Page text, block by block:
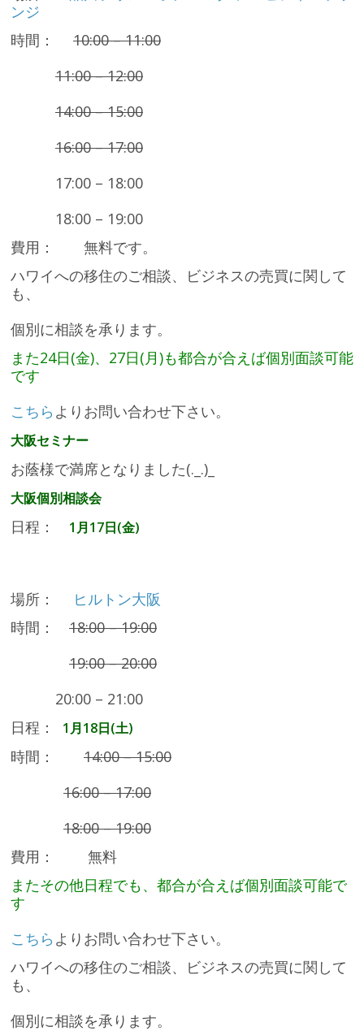
ンジ
時間： 10:00 – 11:00
11:00 – 12:00
14:00 – 15:00
16:00 – 17:00
17:00 – 18:00
18:00 – 19:00
費用： 無料です。
ハワイへの移住のご相談、ビジネスの売買に関して
も、
個別に相談を承ります。
また24日(金)、27日(月)も都合が合えば個別面談可能
です
こちら よりお問い合わせ下さい。
大阪セミナー
お蔭様で満席となりました(._.)_
大阪個別相談会
日程： 1月17日(金)
場所：
ヒルトン大阪
時間： 18:00 – 19:00
19:00 – 20:00
20:00 – 21:00
日程： 1月18日(土)
時間： 14:00 – 15:00
16:00 – 17:00
18:00 – 19:00
費用： 無料
またその他日程でも、都合が合えば個別面談可能で
す
こちら よりお問い合わせ下さい。
ハワイへの移住のご相談、ビジネスの売買に関して
も、
個別に相談を承ります。